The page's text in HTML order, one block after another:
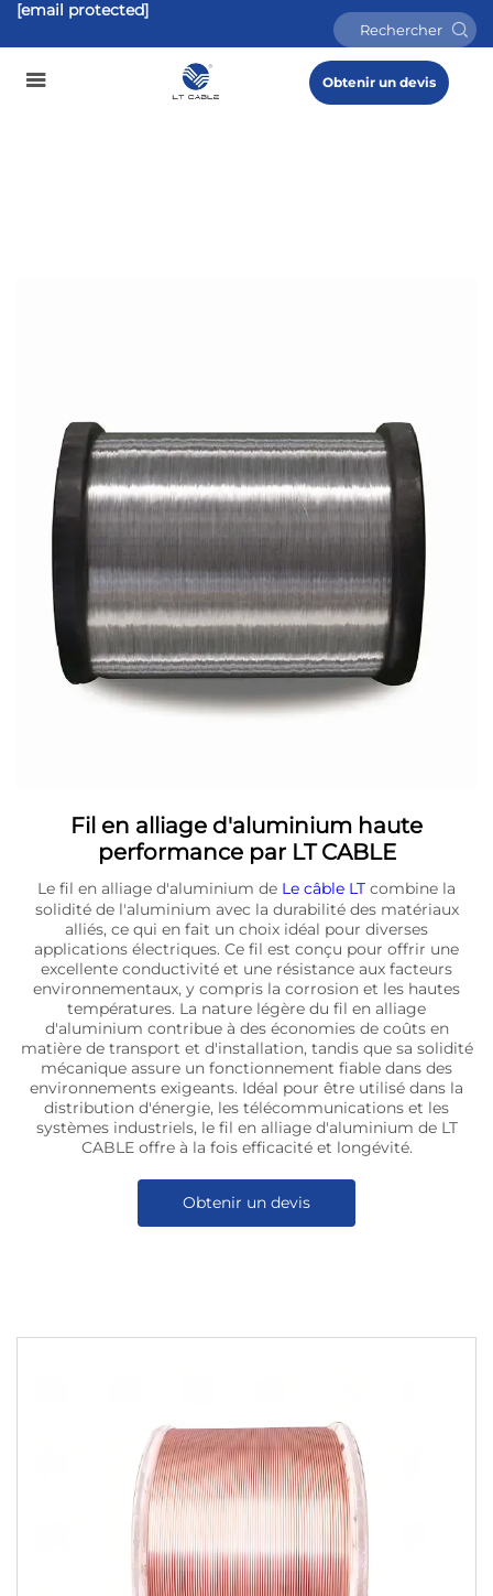
[email protected]
Obtenir un devis
Fil en alliage d'aluminium haute
performance par LT CABLE
Le fil en alliage d'aluminium de Le câble LT combine la
solidité de l'aluminium avec la durabilité des matériaux
alliés, ce qui en fait un choix idéal pour diverses
applications électriques. Ce fil est conçu pour offrir une
excellente conductivité et une résistance aux facteurs
environnementaux, y compris la corrosion et les hautes
températures. La nature légère du fil en alliage
d'aluminium contribue à des économies de coûts en
matière de transport et d'installation, tandis que sa solidité
mécanique assure un fonctionnement fiable dans des
environnements exigeants. Idéal pour être utilisé dans la
distribution d'énergie, les télécommunications et les
systèmes industriels, le fil en alliage d'aluminium de LT
CABLE offre à la fois efficacité et longévité.
Obtenir un devis